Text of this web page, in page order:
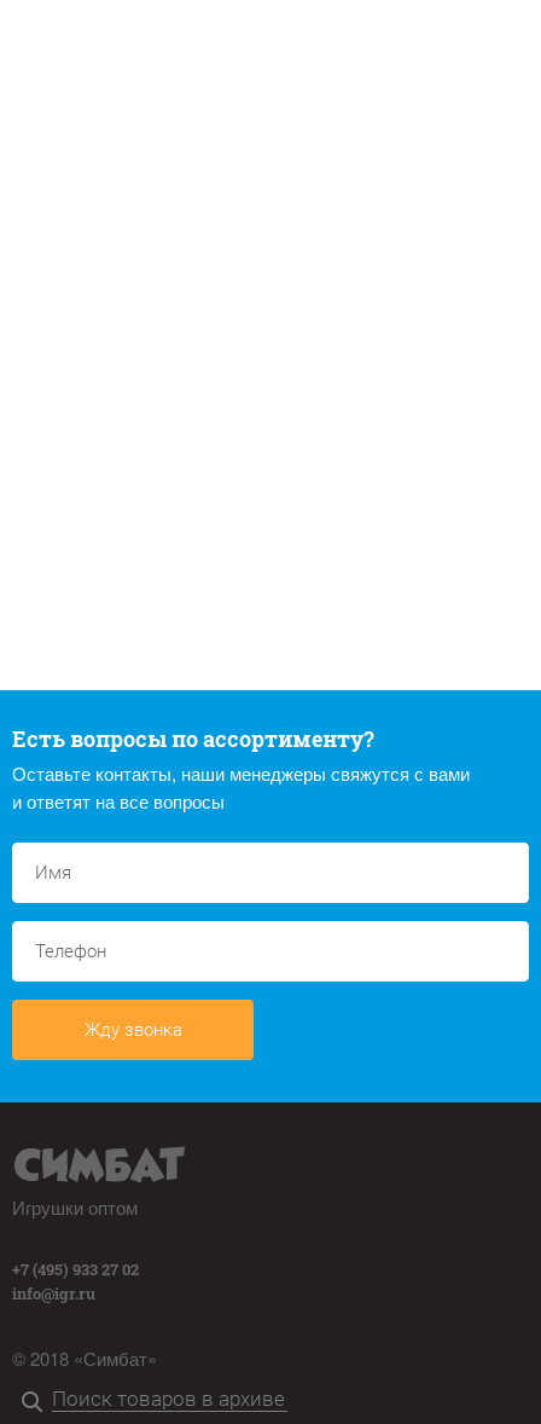
Есть вопросы по ассортименту?
Оставьте контакты, наши менеджеры свяжутся с вами
и ответят на все вопросы
Жду звонка
Игрушки оптом
+7 (495) 933 27 02
info@igr.ru
© 2018 «Симбат»